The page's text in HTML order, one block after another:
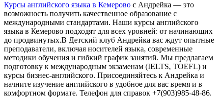
Курсы английского языка в Кемерово с Андрейка — это
возможность получить качественное образование с
международными стандартами. Наши курсы английского
языка в Кемерово подходят для всех уровней: от начинающих
до продвинутых.В Детский клуб Андрейка вас ждут опытные
преподаватели, включая носителей языка, современные
методики обучения и гибкий график занятий. Мы предлагаем
подготовку к международным экзаменам (IELTS, TOEFL) и
курсы бизнес-английского. Присоединяйтесь к Андрейка и
начните изучение английского в удобное для вас время и в
комфортном формате. Телефон для справок +7(903)985-48-86.